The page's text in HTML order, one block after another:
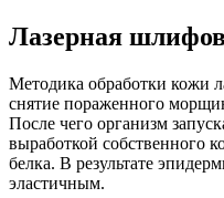
Лазерная
Методика обработки кожи
снятие пораженного
После чего организм
выработкой собственного
белка. В результате
эластичным.